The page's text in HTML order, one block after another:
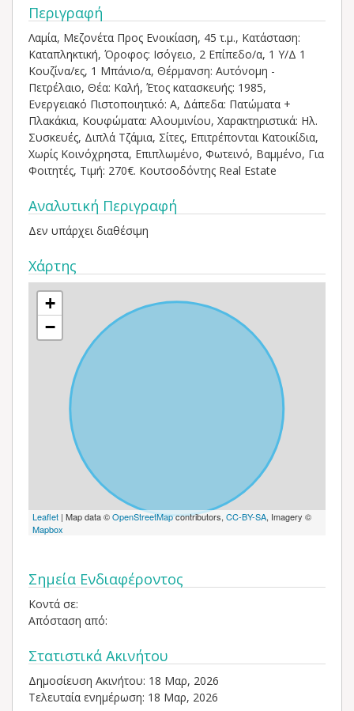
Περιγραφή
Λαμία, Μεζονέτα Προς Ενοικίαση, 45 τ.μ., Κατάσταση:
Καταπληκτική, Όροφος: Ισόγειο, 2 Επίπεδο/α, 1 Υ/Δ 1
Κουζίνα/ες, 1 Μπάνιο/α, Θέρμανση: Αυτόνομη -
Πετρέλαιο, Θέα: Καλή, Έτος κατασκευής: 1985,
Ενεργειακό Πιστοποιητικό: Α, Δάπεδα: Πατώματα +
Πλακάκια, Kουφώματα: Αλουμινίου, Χαρακτηριστικά: Ηλ.
Συσκευές, Διπλά Τζάμια, Σίτες, Επιτρέπονται Κατοικίδια,
Χωρίς Κοινόχρηστα, Επιπλωμένο, Φωτεινό, Βαμμένο, Για
Φοιτητές, Τιμή: 270€. Κουτσοδόντης Real Estate
Αναλυτική Περιγραφή
Δεν υπάρχει διαθέσιμη
Χάρτης
+
−
Leaflet | Map data ©OpenStreetMapcontributors, CC-BY-SA, Imagery ©
Mapbox
Σημεία Ενδιαφέροντος
Κοντά σε:
Απόσταση από:
Στατιστικά Ακινήτου
Δημοσίευση Ακινήτου: 18 Μαρ, 2026
Τελευταία ενημέρωση: 18 Μαρ, 2026